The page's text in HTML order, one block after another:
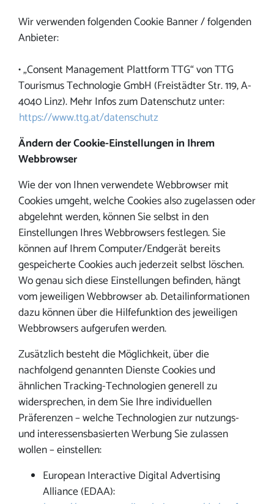
Wir verwenden folgenden Cookie Banner / folgenden
Anbieter:
• „Consent Management Plattform TTG“ von TTG
Tourismus Technologie GmbH (Freistädter Str. 119, A-
4040 Linz). Mehr Infos zum Datenschutz unter:
https://www.ttg.at/datenschutz
Ändern der Cookie-Einstellungen in Ihrem
Webbrowser
Wie der von Ihnen verwendete Webbrowser mit
Cookies umgeht, welche Cookies also zugelassen oder
abgelehnt werden, können Sie selbst in den
Einstellungen Ihres Webbrowsers festlegen. Sie
können auf Ihrem Computer/Endgerät bereits
gespeicherte Cookies auch jederzeit selbst löschen.
Wo genau sich diese Einstellungen befinden, hängt
vom jeweiligen Webbrowser ab. Detailinformationen
dazu können über die Hilfefunktion des jeweiligen
Webbrowsers aufgerufen werden.
Zusätzlich besteht die Möglichkeit, über die
nachfolgend genannten Dienste Cookies und
ähnlichen Tracking-Technologien generell zu
widersprechen, in dem Sie Ihre individuellen
Präferenzen – welche Technologien zur nutzungs-
und interessensbasierten Werbung Sie zulassen
wollen – einstellen:
European Interactive Digital Advertising
Alliance (EDAA):